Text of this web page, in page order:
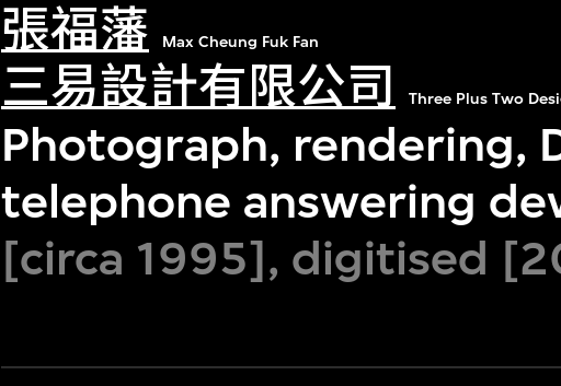
張福藩 Max Cheung Fuk Fan
三易設計有限公司 Three Plus Two
Photograph, rendering,
telephone answering
[circa 1995], digitised